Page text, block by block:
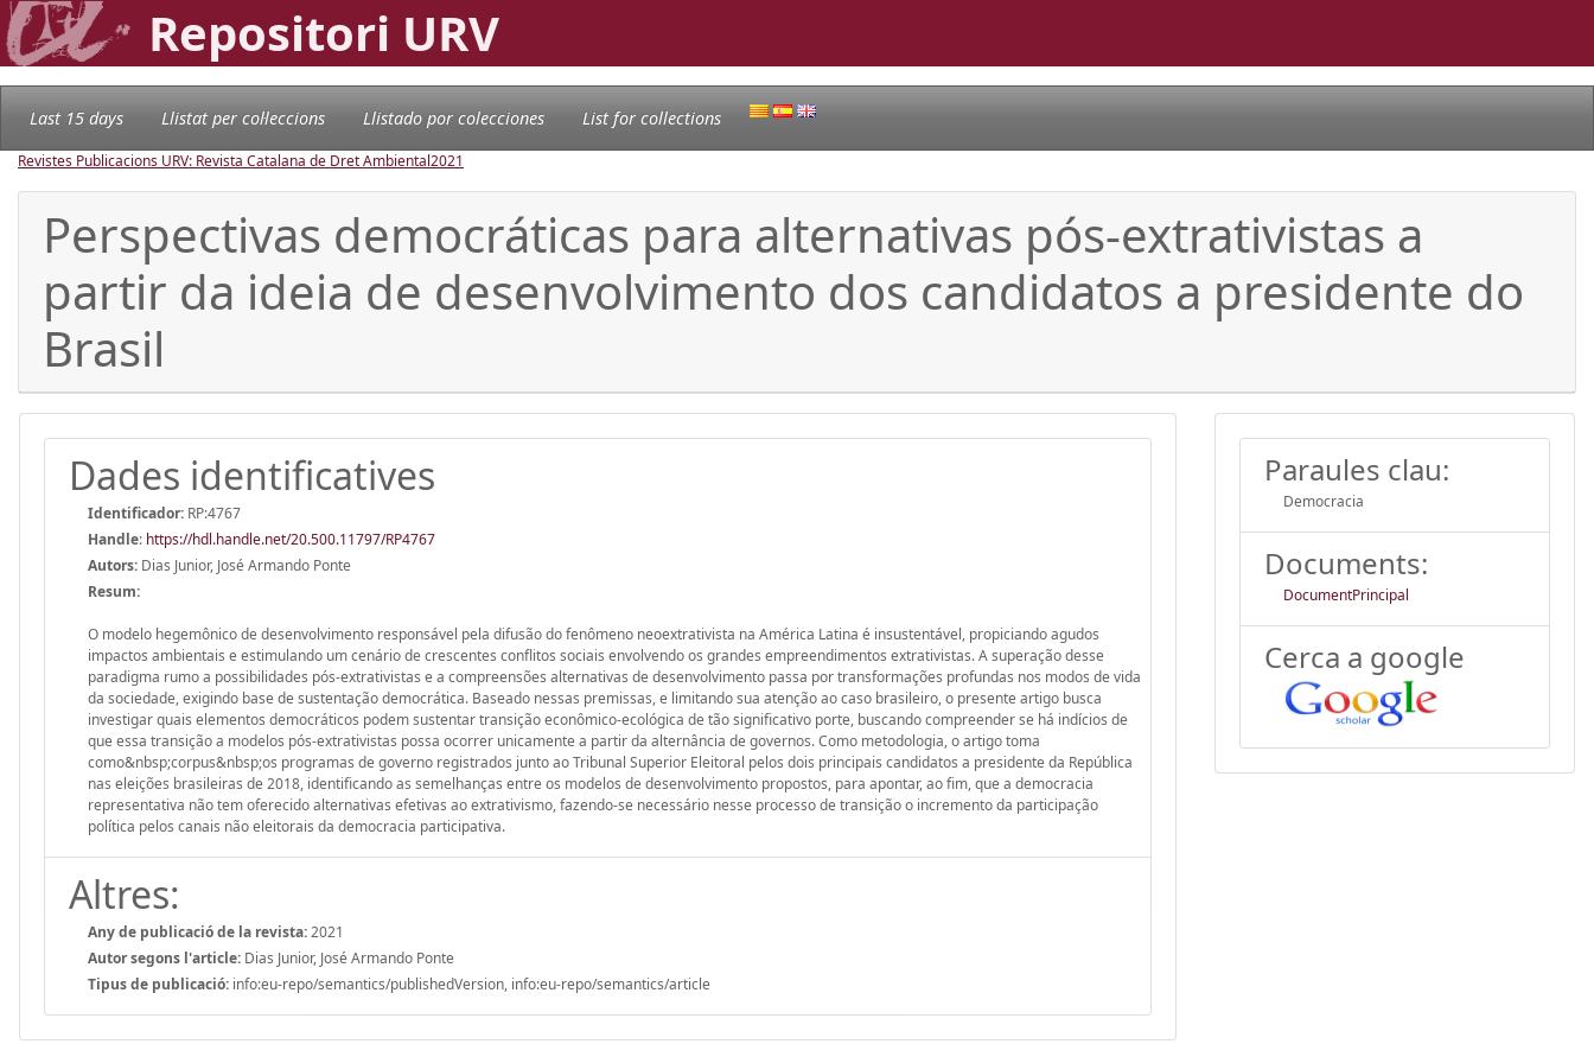
Repositori URV
Last 15 days Llistat per col·leccions Llistado por colecciones List for collections
Revistes Publicacions URV: Revista Catalana de Dret Ambiental2021
Perspectivas democráticas para alternativas pós-extrativistas a
partir da ideia de desenvolvimento dos candidatos a presidente do
Brasil
Dades identificatives
Identificador: RP:4767
Handle: https://hdl.handle.net/20.500.11797/RP4767
Autors: Dias Junior, José Armando Ponte
Resum:
O modelo hegemônico de desenvolvimento responsável pela difusão do fenômeno neoextrativista na América Latina é insustentável, propiciando agudos
impactos ambientais e estimulando um cenário de crescentes conflitos sociais envolvendo os grandes empreendimentos extrativistas. A superação desse
paradigma rumo a possibilidades pós-extrativistas e a compreensões alternativas de desenvolvimento passa por transformações profundas nos modos de vida
da sociedade, exigindo base de sustentação democrática. Baseado nessas premissas, e limitando sua atenção ao caso brasileiro, o presente artigo busca
investigar quais elementos democráticos podem sustentar transição econômico-ecológica de tão significativo porte, buscando compreender se há indícios de
que essa transição a modelos pós-extrativistas possa ocorrer unicamente a partir da alternância de governos. Como metodologia, o artigo toma
como&nbsp;corpus&nbsp;os programas de governo registrados junto ao Tribunal Superior Eleitoral pelos dois principais candidatos a presidente da República
nas eleições brasileiras de 2018, identificando as semelhanças entre os modelos de desenvolvimento propostos, para apontar, ao fim, que a democracia
representativa não tem oferecido alternativas efetivas ao extrativismo, fazendo-se necessário nesse processo de transição o incremento da participação
política pelos canais não eleitorais da democracia participativa.
Altres:
Any de publicació de la revista:2021
Autor segons l'article: Dias Junior, José Armando Ponte
Tipus de publicació: info:eu-repo/semantics/publishedVersion, info:eu-repo/semantics/article
Paraules clau:
Democracia
Documents:
DocumentPrincipal
Cerca a google